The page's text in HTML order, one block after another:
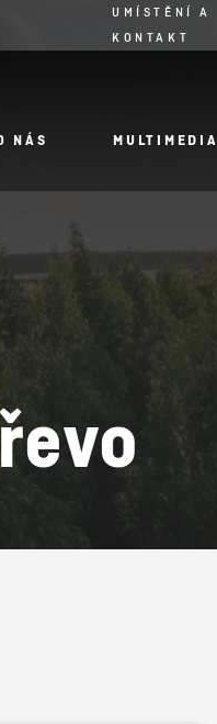
UMÍSTĚNÍ A
KONTAKT
NÁS MULTIMEDIA